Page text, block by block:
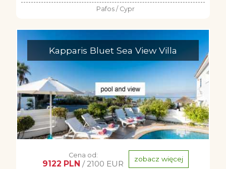
Pafos / Cypr
Kapparis Bluet Sea View Villa
Cena od:
9122 PLN / 2100 EUR zobacz więcej